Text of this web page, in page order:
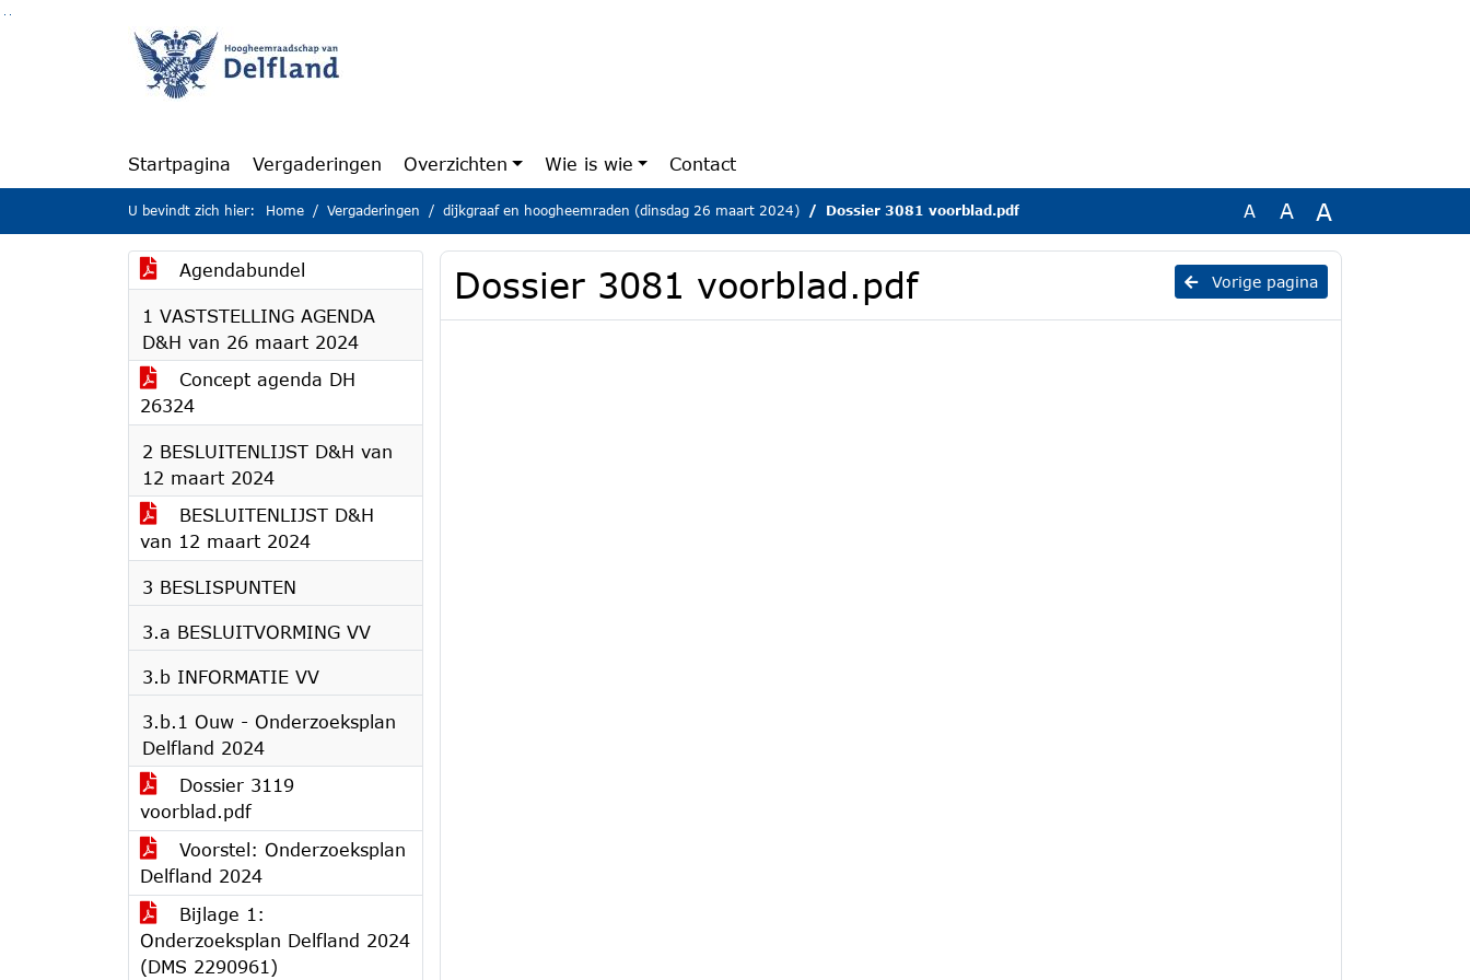
Ga naar de inhoud van deze pagina
Ga naar het zoeken
Ga naar het menu
Startpagina Vergaderingen Overzichten Wie is wie Contact
U bevindt zich hier: Home Vergaderingen dijkgraaf en hoogheemraden (dinsdag 26 maart 2024) Dossier 3081 voorblad.pdf A A A
Agendabundel
1 VASTSTELLING AGENDA
D&H van 26 maart 2024
Concept agenda DH
26324
2 BESLUITENLIJST D&H van
12 maart 2024
BESLUITENLIJST D&H
van 12 maart 2024
3 BESLISPUNTEN
3.a BESLUITVORMING VV
3.b INFORMATIE VV
3.b.1 Ouw - Onderzoeksplan
Delfland 2024
Dossier 3119
voorblad.pdf
Voorstel: Onderzoeksplan
Delfland 2024
Bijlage 1:
Onderzoeksplan Delfland 2024
(DMS 2290961)
Vorige pagina
Dossier 3081 voorblad.pdf